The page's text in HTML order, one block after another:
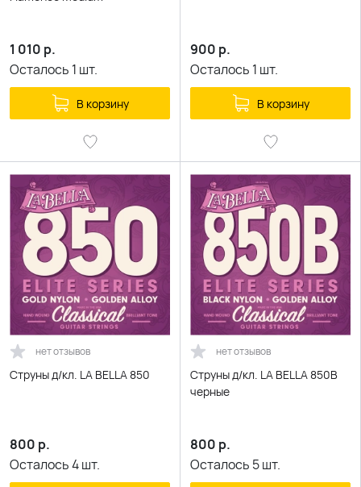
1 010 р.
Осталось 1 шт.
В корзину
900 р.
Осталось 1 шт.
В корзину
нет отзывов
Струны д/кл. LA BELLA 850
800 р.
Осталось4шт.
нет отзывов
Струны д/кл. LA BELLA 850B
черные
800 р.
Осталось 5шт.